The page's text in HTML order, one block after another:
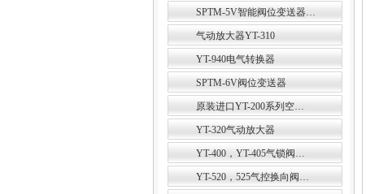
SPTM-5V智能阀位变送器…
气动放大器YT-310
YT-940电气转换器
SPTM-6V阀位变送器
原装进口YT-200系列空…
YT-320气动放大器
YT-400，YT-405气锁阀…
YT-520，525气控换向阀…